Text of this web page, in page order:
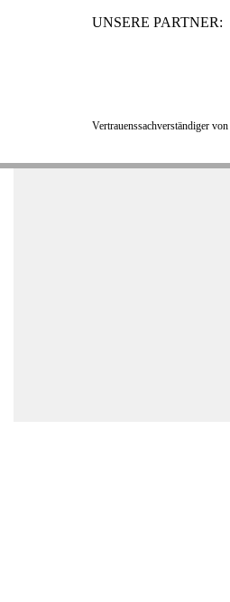
UNSERE PARTNER:
Vertrauenssachverständiger von